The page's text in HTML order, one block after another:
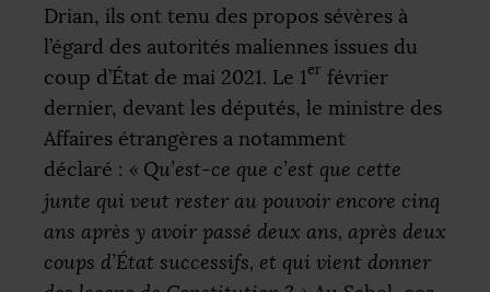
Drian, ils ont tenu des propos sévères à
l’égard des autorités maliennes issues du
coup d’État de mai 2021. Le 1er février
dernier, devant les députés, le ministre des
Affaires étrangères a notamment
déclaré : « Qu’est-ce que c’est que cette
junte qui veut rester au pouvoir encore cinq
ans après y avoir passé deux ans, après deux
coups d’État successifs, et qui vient donner